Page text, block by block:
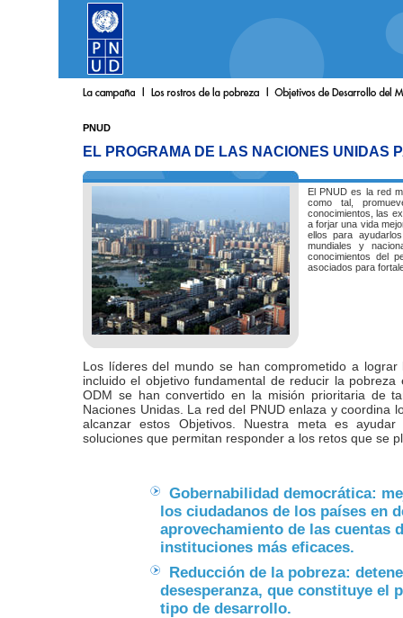
PNUD
EL PROGRAMA DE LAS NACIONES UNIDAS
El PNUD es la red
como tal,
conocimientos, las
a forjar una vida
ellos para
mundiales y
conocimientos del
asociados para
Los líderes del mundo se han comprometido a
incluido el objetivo fundamental de reducir la
ODM se han convertido en la misión prioritaria de
Naciones Unidas. La red del PNUD enlaza y coordina
alcanzar estos Objetivos. Nuestra meta es
soluciones que permitan responder a los retos que se
Gobernabilidad democrática:
los ciudadanos de los países en
aprovechamiento de las cuentas
instituciones más eficaces.
Reducción de la pobreza:
desesperanza, que constituye el
tipo de desarrollo.